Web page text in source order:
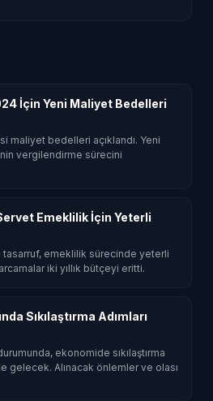
İçin Yeni Maliyet Bedelleri
maliyet bedelleri açıklandı. Yeni
vergilendirme sürecini
Emeklilik İçin Yeterli
tasarruf, emeklilik sürecinde yeterli
iki yıllık bütçeyi eritti.
Sıkılaştırma Adımları
ekonomide sıkılaştırma
gelecek. Alınacak önlemler ve olası